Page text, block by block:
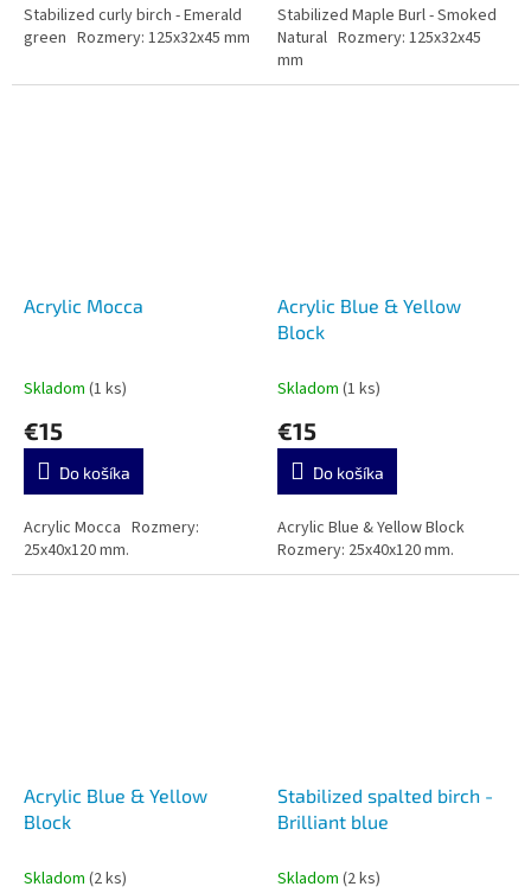
Stabilized curly birch - Emerald
green Rozmery: 125x32x45 mm
Stabilized Maple Burl - Smoked
Natural Rozmery: 125x32x45
mm
Acrylic Mocca
Skladom (1 ks)
€15
Do košíka
Acrylic Mocca Rozmery:
25x40x120 mm.
Acrylic Blue & Yellow
Block
Skladom (1 ks)
€15
Do košíka
Acrylic Blue & Yellow Block
Rozmery: 25x40x120 mm.
Acrylic Blue & Yellow
Block
Skladom (2 ks)
Stabilized spalted birch -
Brilliant blue
Skladom (2 ks)